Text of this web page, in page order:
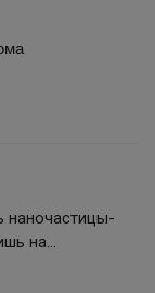
наночастицы-
на...